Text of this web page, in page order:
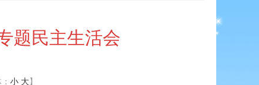
题民主生活会
小 大】